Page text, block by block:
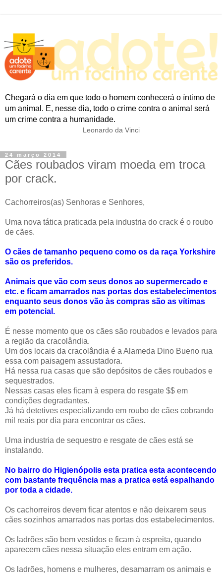
Chegará o dia em que todo o homem conhecerá o íntimo de
um animal. E, nesse dia, todo o crime contra o animal será
um crime contra a humanidade.
Leonardo da Vinci
24 março 2014
Cães roubados viram moeda em troca
por crack.
Cachorreiros(as) Senhoras e Senhores,
Uma nova tática praticada pela industria do crack é o roubo
de cães.
O cães de tamanho pequeno como os da raça Yorkshire
são os preferidos.
Animais que vão com seus donos ao supermercado e
etc. e ficam amarrados nas portas dos estabelecimentos
enquanto seus donos vão às compras são as vítimas
em potencial.
É nesse momento que os cães são roubados e levados para
a região da cracolândia.
Um dos locais da cracolândia é a Alameda Dino Bueno rua
essa com paisagem assustadora.
Há nessa rua casas que são depósitos de cães roubados e
sequestrados.
Nessas casas eles ficam à espera do resgate $$ em
condições degradantes.
Já há detetives especializando em roubo de cães cobrando
mil reais por dia para encontrar os cães.
Uma industria de sequestro e resgate de cães está se
instalando.
No bairro do Higienópolis esta pratica esta acontecendo
com bastante frequência mas a pratica está espalhando
por toda a cidade.
Os cachorreiros devem ficar atentos e não deixarem seus
cães sozinhos amarrados nas portas dos estabelecimentos.
Os ladrões são bem vestidos e ficam à espreita, quando
aparecem cães nessa situação eles entram em ação.
Os ladrões, homens e mulheres, desamarram os animais e